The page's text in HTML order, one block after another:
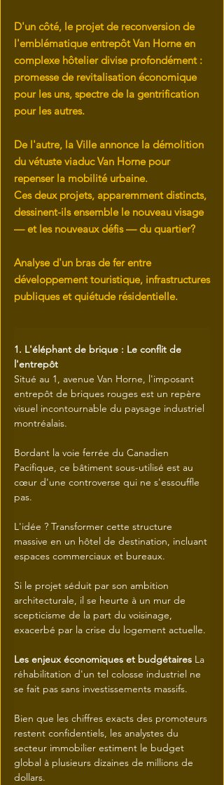
D'un côté, le projet de reconversion de
l'emblématique entrepôt Van Horne en
complexe hôtelier divise profondément :
promesse de revitalisation économique
pour les uns, spectre de la gentrification
pour les autres.
De l'autre, la Ville annonce la démolition
du vétuste viaduc Van Horne pour
repenser la mobilité urbaine.
Ces deux projets, apparemment distincts,
dessinent-ils ensemble le nouveau visage
— et les nouveaux défis — du quartier?
Analyse d'un bras de fer entre
développement touristique, infrastructures
publiques et quiétude résidentielle.
1. L'éléphant de brique : Le conflit de
l'entrepôt
Situé au 1, avenue Van Horne, l'imposant
entrepôt de briques rouges est un repère
visuel incontournable du paysage industriel
montréalais.
Bordant la voie ferrée du Canadien
Pacifique, ce bâtiment sous-utilisé est au
cœur d'une controverse qui ne s'essouffle
pas.
L'idée ? Transformer cette structure
massive en un hôtel de destination, incluant
espaces commerciaux et bureaux.
Si le projet séduit par son ambition
architecturale, il se heurte à un mur de
scepticisme de la part du voisinage,
exacerbé par la crise du logement actuelle.
Les enjeux économiques et budgétaires La
réhabilitation d'un tel colosse industriel ne
se fait pas sans investissements massifs.
Bien que les chiffres exacts des promoteurs
restent confidentiels, les analystes du
secteur immobilier estiment le budget
global à plusieurs dizaines de millions de
dollars.